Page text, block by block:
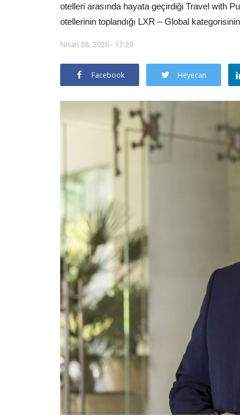
otelleri arasında hayata geçirdiği Travel with
otellerinin toplandığı LXR – Global
Nisan 28, 2026 - 17:20
Facebook Heyecan